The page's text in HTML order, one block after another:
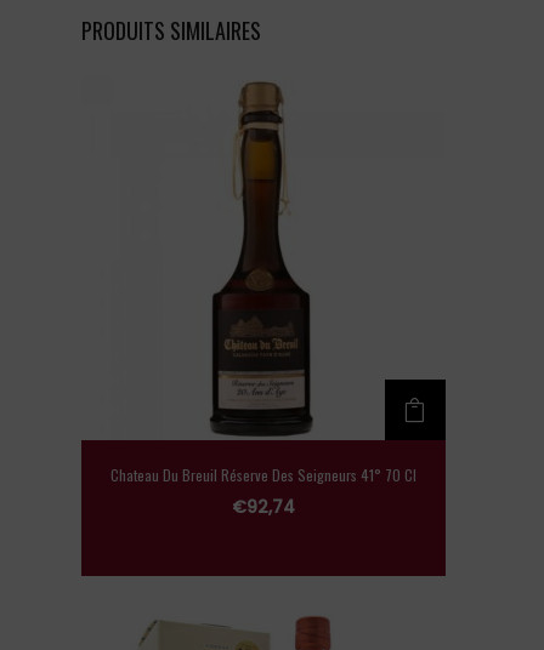
PRODUITS SIMILAIRES
Chateau Du Breuil Réserve Des Seigneurs 41° 70 Cl
€92,74